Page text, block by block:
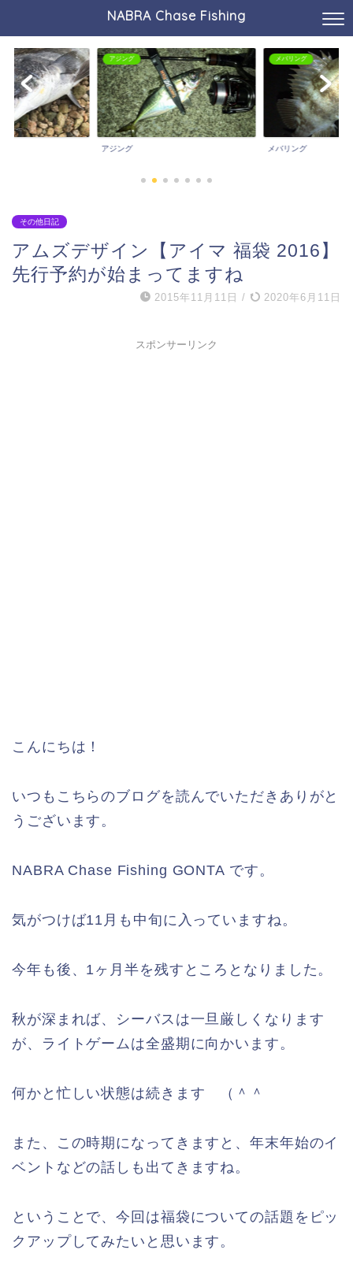
NABRA Chase Fishing
アジング
アジング
メバリング
メバリング
その他日記
アムズデザイン【アイマ 福袋 2016】
先行予約が始まってますね
2015年11月11日 / 2020年6月11日
スポンサーリンク
こんにちは！
いつもこちらのブログを読んでいただきありがと
うございます。
NABRA Chase Fishing GONTA です。
気がつけば11月も中旬に入っていますね。
今年も後、1ヶ月半を残すところとなりました。
秋が深まれば、シーバスは一旦厳しくなります
が、ライトゲームは全盛期に向かいます。
何かと忙しい状態は続きます （＾＾
また、この時期になってきますと、年末年始のイ
ベントなどの話しも出てきますね。
ということで、今回は福袋についての話題をピッ
クアップしてみたいと思います。